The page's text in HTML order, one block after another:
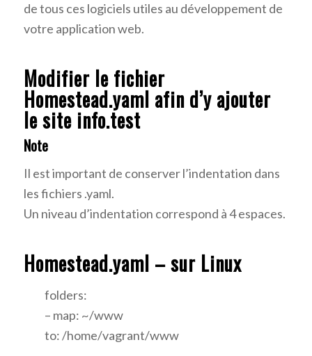
de tous ces logiciels utiles au développement de
votre application web.
Modifier le fichier
Homestead.yaml afin d’y ajouter
le site info.test
Note
Il est important de conserver l’indentation dans
les fichiers .yaml.
Un niveau d’indentation correspond à 4 espaces.
Homestead.yaml – sur Linux
folders:
– map: ~/www
to: /home/vagrant/www